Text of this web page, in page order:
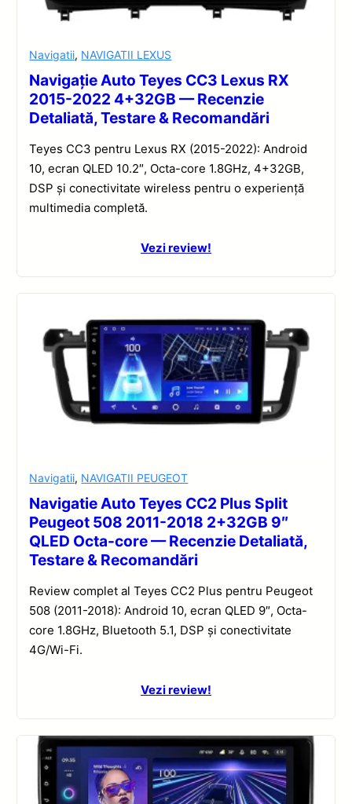
Navigatii, NAVIGATII LEXUS
Navigație Auto Teyes CC3 Lexus RX
2015-2022 4+32GB — Recenzie
Detaliată, Testare & Recomandări
Teyes CC3 pentru Lexus RX (2015-2022): Android
10, ecran QLED 10.2″, Octa-core 1.8GHz, 4+32GB,
DSP și conectivitate wireless pentru o experiență
multimedia completă.
Vezi review!
Navigatii, NAVIGATII PEUGEOT
Navigatie Auto Teyes CC2 Plus Split
Peugeot 508 2011-2018 2+32GB 9″
QLED Octa-core — Recenzie Detaliată,
Testare & Recomandări
Review complet al Teyes CC2 Plus pentru Peugeot
508 (2011-2018): Android 10, ecran QLED 9″, Octa-
core 1.8GHz, Bluetooth 5.1, DSP și conectivitate
4G/Wi-Fi.
Vezi review!